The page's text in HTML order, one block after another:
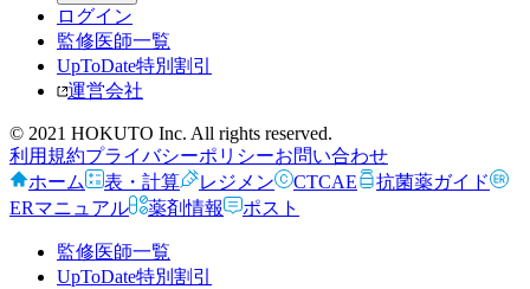
ログイン
監修医師一覧
UpToDate特別割引
運営会社
© 2021 HOKUTO Inc. All rights reserved.
利用規約プライバシーポリシーお問い合わせ
ホーム
表・計算 レジメン CTCAE
抗菌薬ガイド
ERマニュアル
薬剤情報 ポスト
監修医師一覧
UpToDate特別割引